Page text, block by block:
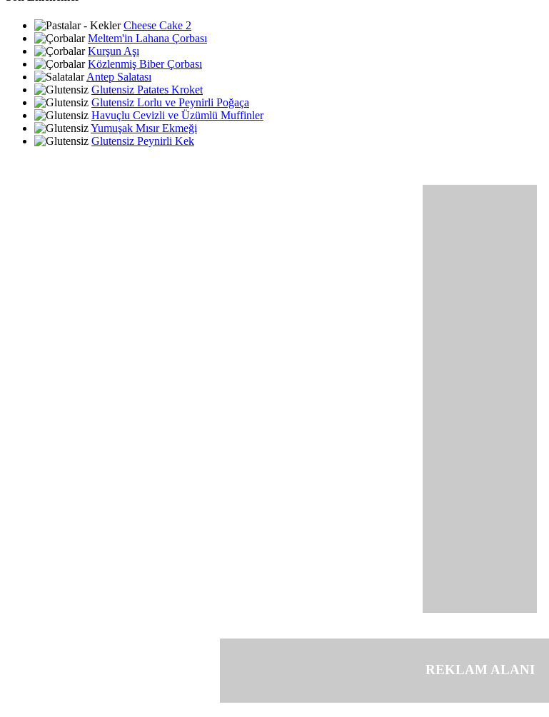
Cheese Cake 2
Meltem'in Lahana Çorbası
Kurşun Aşı
Közlenmiş Biber Çorbası
Antep Salatası
Glutensiz Patates Kroket
Glutensiz Lorlu ve Peynirli Poğaça
Havuçlu Cevizli ve Üzümlü Muffinler
Yumuşak Mısır Ekmeği
Glutensiz Peynirli Kek
REKLAM ALANI